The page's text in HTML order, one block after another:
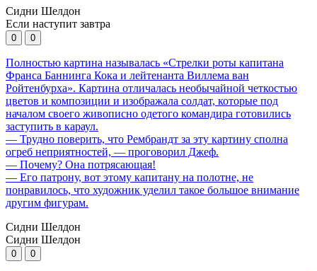
Сидни Шелдон
Если наступит завтра
0 0
Полностью картина называлась «Стрелки роты капитана
Франса Баннинга Кока и лейтенанта Виллема ван
Ройтенбурха». Картина отличалась необычайной четкостью
цветов и композиции и изображала солдат, которые под
началом своего живописно одетого командира готовились
заступить в караул.
— Трудно поверить, что Рембрандт за эту картину сполна
огреб неприятностей, — проговорил Джеф.
— Почему? Она потрясающая!
— Его патрону, вот этому капитану на полотне, не
понравилось, что художник уделил такое большое внимание
другим фигурам.
Сидни Шелдон
Сидни Шелдон
0 0